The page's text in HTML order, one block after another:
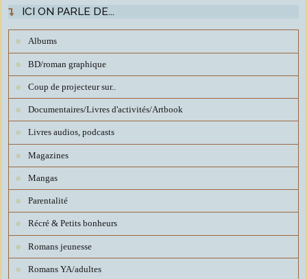
ICI ON PARLE DE...
Albums
BD/roman graphique
Coup de projecteur sur..
Documentaires/Livres d'activités/Artbook
Livres audios, podcasts
Magazines
Mangas
Parentalité
Récré & Petits bonheurs
Romans jeunesse
Romans YA/adultes